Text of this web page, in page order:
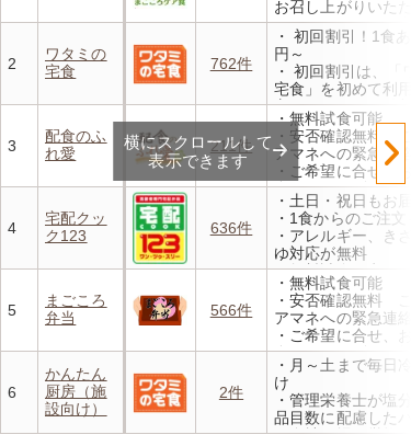
お召し上がりいただ
・メニューの組み
理栄養士にお任せ
・定期は通常価格
んと20％OFF！
2
ワタミの
宅食
762件
・ 初回割引！1食
円～
・ 初回割引は、「
宅食」を初めて利用
方、または6か月以
お休みされている
なります。※「好
ず」「好い日の御
外
・香り、風味、食
るよう冷蔵でお届け
・日替わりの献立
らご利用可能
3
配食のふ
れ愛
211件
・無料試食可能
・安否確認無料 ご
アマネへの緊急連絡
・ご希望に合せ、
食、アレルギーに無
・1回だけ、1食だ
もOK
4
宅配クッ
ク123
636件
・土日・祝日もお届
・1食からのご注文
・アレルギー、き
ゆ対応が無料
・無料試食・安否
対応あり
5
まごころ
弁当
566件
・無料試食可能
・安否確認無料 ご
アマネへの緊急連絡
・ご希望に合せ、
食、アレルギーに無
・1回だけ、1食だ
もOK
6
かんたん
厨房（施
設向け）
2件
・月～土まで毎日
け
・管理栄養士が塩
品目数に配慮した
・自社工場で厳格
横にスクロールして
表示できます